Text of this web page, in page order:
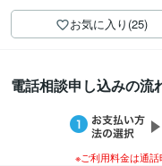
お気に入り(25)
電話相談申し込みの流
※ご利用料金は通